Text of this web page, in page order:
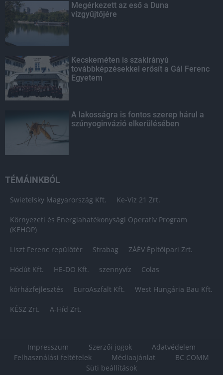
Megérkezett az eső a Duna
vízgyűjtőjére
Kecskeméten is szakirányú
továbbképzésekkel erősít a Gál Ferenc
Egyetem
A lakosságra is fontos szerep hárul a
szúnyoginvázió elkerülésében
TÉMÁINKBÓL
Swietelsky Magyarország Kft. Ke-Víz 21 Zrt.
Környezeti és Energiahatékonysági Operatív Program
(KEHOP)
Liszt Ferenc repülőtér Strabag ZÁÉV Építőipari Zrt.
Hódút Kft. HE-DO Kft. szennyvíz Colas
kórházfejlesztés EuroAszfalt Kft. West Hungária Bau Kft.
KÉSZ Zrt. A-Híd Zrt.
Impresszum Szerzői jogok
Adatvédelem
Felhasználási feltételek
Médiaajánlat
BC COMM
Süti beállítások